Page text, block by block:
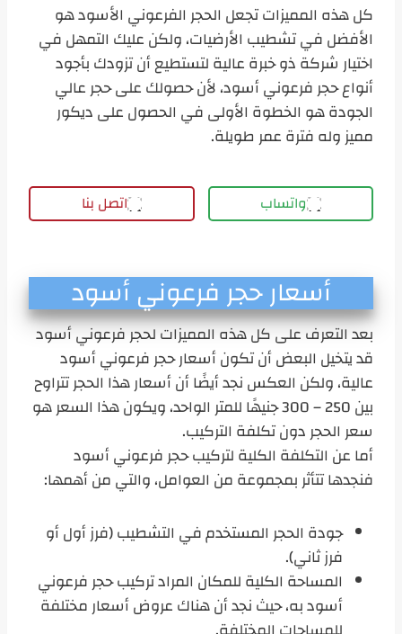
كل هذه المميزات تجعل الحجر الفرعوني الأسود هو
الأفضل في تشطيب الأرضيات، ولكن عليك التمهل في
اختيار شركة ذو خبرة عالية لتستطيع أن تزودك بأجود
أنواع حجر فرعوني أسود، لأن حصولك على حجر عالي
الجودة هو الخطوة الأولى في الحصول على ديكور
مميز وله فترة عمر طويلة.
واتساب اتصل بنا
أسعار حجر فرعوني أسود
بعد التعرف على كل هذه المميزات لحجر فرعوني أسود
قد يتخيل البعض أن تكون أسعار حجر فرعوني أسود
عالية، ولكن العكس نجد أيضًا أن أسعار هذا الحجر تتراوح
بين 250 – 300 جنيهًا للمتر الواحد، ويكون هذا السعر هو
سعر الحجر دون تكلفة التركيب.
أما عن التكلفة الكلية لتركيب حجر فرعوني أسود
فنجدها تتأثر بمجموعة من العوامل، والتي من أهمها:
جودة الحجر المستخدم في التشطيب (فرز أول أو
فرز ثاني).
المساحة الكلية للمكان المراد تركيب حجر فرعوني
أسود به، حيث نجد أن هناك عروض أسعار مختلفة